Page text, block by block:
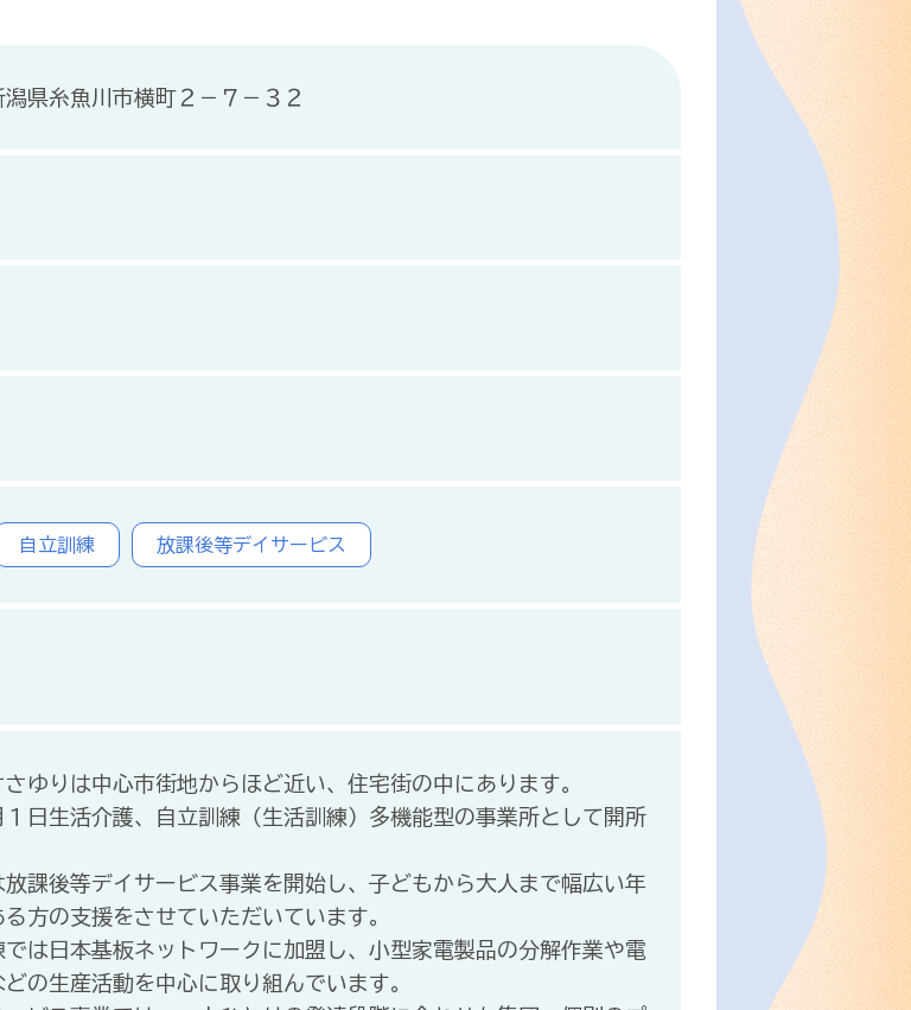
県糸魚川市横町２－７－３２
自立訓練 放課後等デイサービス
ゆりは中心市街地からほど近い、住宅街の中にあります。
日生活介護、自立訓練（生活訓練）多機能型の事業所として開所
課後等デイサービス事業を開始し、子どもから大人まで幅広い年
方の支援をさせていただいています。
は日本基板ネットワークに加盟し、小型家電製品の分解作業や電
の生産活動を中心に取り組んでいます。